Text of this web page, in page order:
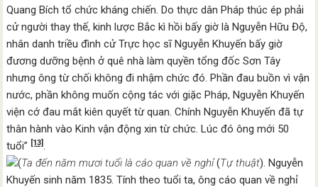
Quang Bích tổ chức kháng chiến. Do thực dân Pháp thúc ép phải
cử người thay thế, kinh lược Bắc kì hồi bấy giờ là Nguyễn Hữu Độ,
nhân danh triều đình cử Trực học sĩ Nguyễn Khuyến bấy giờ
đương dưỡng bệnh ở quê nhà làm quyền tổng đốc Sơn Tây
nhưng ông từ chối không đi nhậm chức đó. Phần đau buồn vì vận
nước, phần không muốn cộng tác với giặc Pháp, Nguyễn Khuyến
viện cớ đau mắt kiên quyết từ quan. Chính Nguyễn Khuyến đã tự
thân hành vào Kinh vận động xin từ chức. Lúc đó ông mới 50
tuổi”
[13].
(Ta đến năm mươi tuổi là cáo quan về nghỉ(Tự thuật). Nguyễn
Khuyến sinh năm 1835. Tính theo tuổi ta, ông cáo quan về nghỉ